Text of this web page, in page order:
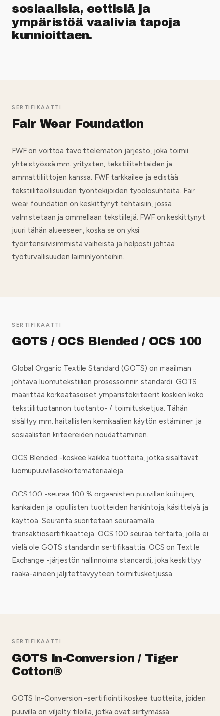
sosiaalisia, eettisiä ja
ympäristöä vaalivia tapoja
kunnioittaen.
SERTIFIKAATTI
Fair Wear Foundation
FWF on voittoa tavoittelematon järjestö, joka toimii
yhteistyössä mm. yritysten, tekstiilitehtaiden ja
ammattiliittojen kanssa. FWF tarkkailee ja edistää
tekstiiliteollisuuden työntekijöiden työolosuhteita. Fair
wear foundation on keskittynyt tehtaisiin, jossa
valmistetaan ja ommellaan tekstiilejä. FWF on keskittynyt
juuri tähän alueeseen, koska se on yksi
työintensiivisimmistä vaiheista ja helposti johtaa
työturvallisuuden laiminlyönteihin.
SERTIFIKAATTI
GOTS / OCS Blended / OCS 100
Global Organic Textile Standard (GOTS) on maailman
johtava luomutekstiilien prosessoinnin standardi. GOTS
määrittää korkeatasoiset ympäristökriteerit koskien koko
tekstiilituotannon tuotanto- / toimitusketjua. Tähän
sisältyy mm. haitallisten kemikaalien käytön estäminen ja
sosiaalisten kriteereiden noudattaminen.
OCS Blended -koskee kaikkia tuotteita, jotka sisältävät
luomupuuvillasekoitemateriaaleja.
OCS 100 -seuraa 100 % orgaanisten puuvillan kuitujen,
kankaiden ja lopullisten tuotteiden hankintoja, käsittelyä ja
käyttöä. Seuranta suoritetaan seuraamalla
transaktiosertifikaatteja. OCS 100 seuraa tehtaita, joilla ei
vielä ole GOTS standardin sertifikaattia. OCS on Textile
Exchange -järjestön hallinnoima standardi, joka keskittyy
raaka-aineen jäljitettävyyteen toimitusketjussa.
SERTIFIKAATTI
GOTS In-Conversion / Tiger
Cotton®
GOTS In-Conversion -sertifiointi koskee tuotteita, joiden
puuvilla on viljelty tiloilla, jotka ovat siirtymässä